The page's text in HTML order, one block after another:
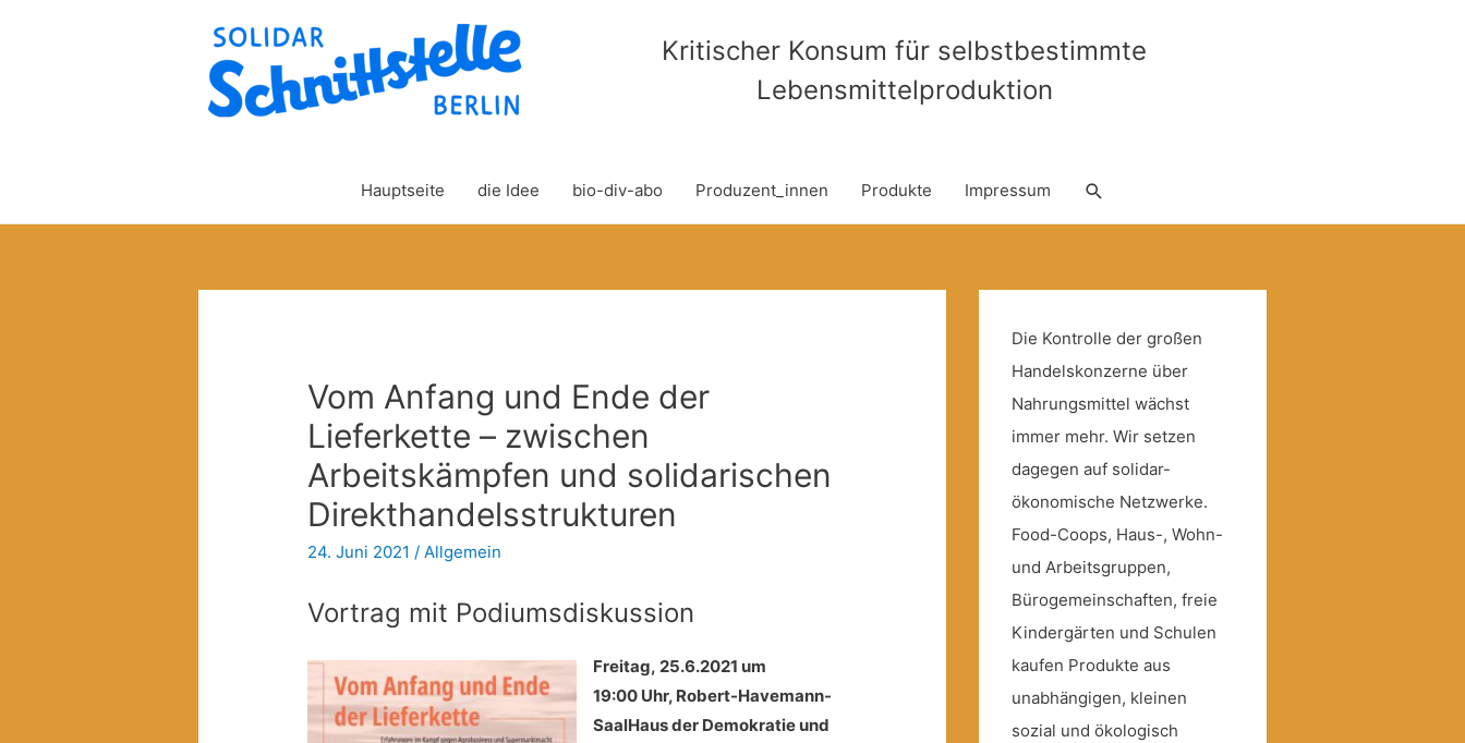
Kritischer Konsum für selbstbestimmte
Lebensmittelproduktion
Hauptseite die Idee bio-div-abo Produzent_innen Produkte Impressum Suche
Vom Anfang und Ende der
Lieferkette – zwischen
Arbeitskämpfen und solidarischen
Direkthandelsstrukturen
24. Juni 2021 /Allgemein
Vortrag mit Podiumsdiskussion
Freitag, 25.6.2021 um
19:00 Uhr, Robert-Havemann-
SaalHaus der Demokratie und
Die Kontrolle der großen
Handelskonzerne über
Nahrungsmittel wächst
immer mehr. Wir setzen
dagegen auf solidar-
ökonomische Netzwerke.
Food-Coops, Haus-, Wohn-
und Arbeitsgruppen,
Bürogemeinschaften, freie
Kindergärten und Schulen
kaufen Produkte aus
unabhängigen, kleinen
sozial und ökologisch